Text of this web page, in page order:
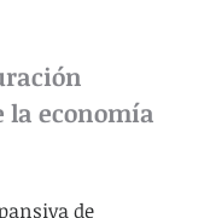
la economía
de